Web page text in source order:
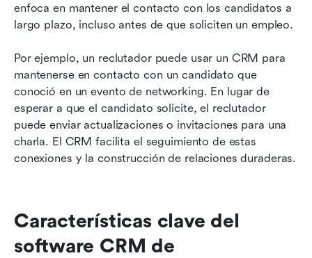
enfoca en mantener el contacto con los candidatos a
largo plazo, incluso antes de que soliciten un empleo.
Por ejemplo, un reclutador puede usar un CRM para
mantenerse en contacto con un candidato que
conoció en un evento de networking. En lugar de
esperar a que el candidato solicite, el reclutador
puede enviar actualizaciones o invitaciones para una
charla. El CRM facilita el seguimiento de estas
conexiones y la construcción de relaciones duraderas.
Características clave del
software CRM de